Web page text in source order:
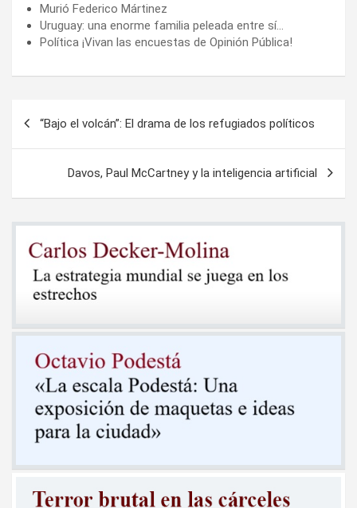
Murió Federico Mártinez
Uruguay: una enorme familia peleada entre sí…
Política ¡Vivan las encuestas de Opinión Pública!
entradas
“Bajo el volcán”: El drama de los refugiados políticos
Davos, Paul McCartney y la inteligencia artificial